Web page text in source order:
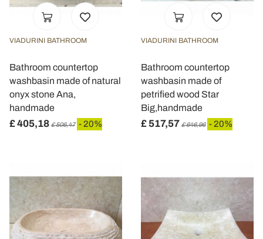
VIADURINI BATHROOM
Bathroom countertop
washbasin made of natural
onyx stone Ana,
handmade
£ 405,18 £ 506,47 - 20%
VIADURINI BATHROOM
Bathroom countertop
washbasin made of
petrified wood Star
Big,handmade
£ 517,57 £ 646,96 - 20%